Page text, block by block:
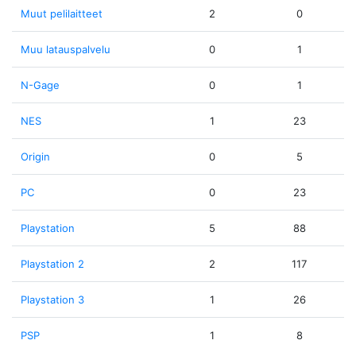
Muut pelilaitteet 2 0
Muu latauspalvelu 0 1
N-Gage 0 1
NES 1 23
Origin 0 5
PC 0 23
Playstation 5 88
Playstation 2 2 117
Playstation 3 1 26
PSP 1 8